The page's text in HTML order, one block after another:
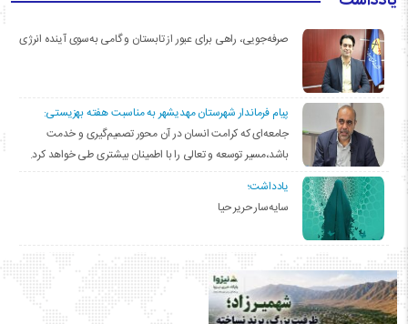
صرفه‌جویی، راهی برای عبور از تابستان و گامی به‌سوی آینده انرژی
پیام فرماندار شهرستان مهدیشهر به مناسبت هفته بهزیستی:
جامعه‌ای که کرامت انسان در آن محور تصمیم‌گیری و خدمت
باشد،مسیر توسعه و تعالی را با اطمینان بیشتری طی خواهد کرد.
یادداشت؛
سایه‌سار حریر حیا